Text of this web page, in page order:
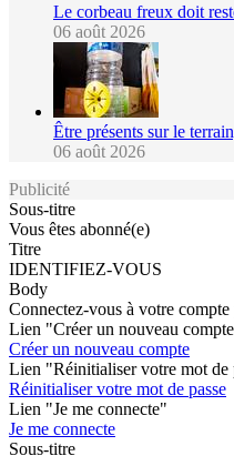
Le corbeau freux doit
06 août 2026
Être présents sur le
06 août 2026
Publicité
Sous-titre
Vous êtes abonné(e)
Titre
IDENTIFIEZ-VOUS
Body
Connectez-vous à votre
Lien "Créer un nouveau
Créer un nouveau compte
Lien "Réinitialiser votre mot de
Réinitialiser votre mot de passe
Lien "Je me connecte"
Je me connecte
Sous-titre